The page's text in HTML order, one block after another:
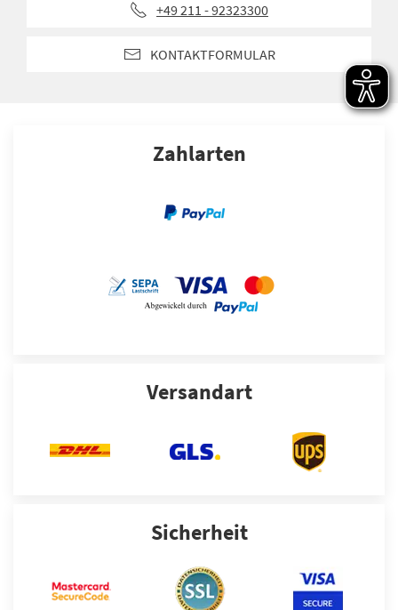
+49 211 - 92323300
KONTAKTFORMULAR
Zahlarten
Versandart
Sicherheit